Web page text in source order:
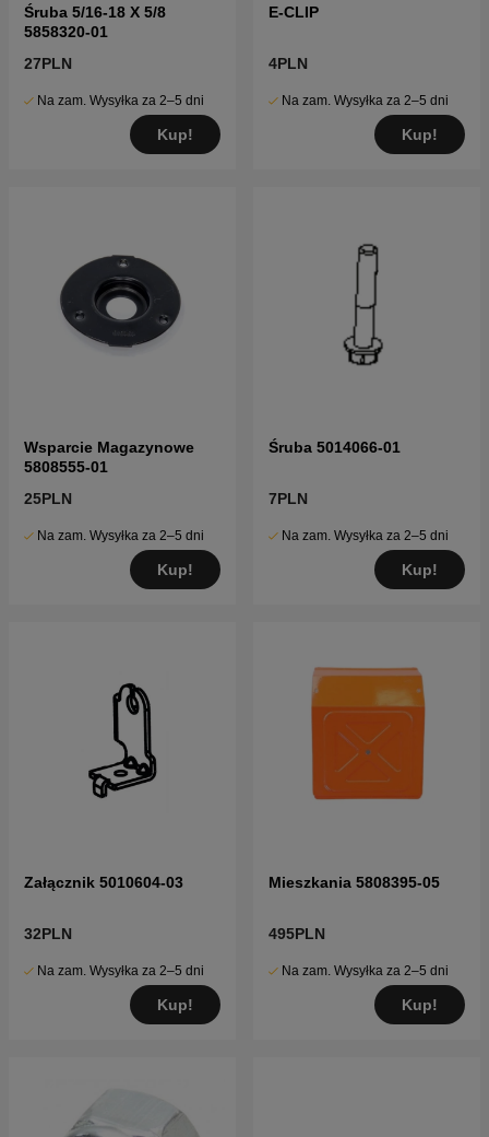
Śruba 5/16-18 X 5/8
5858320-01
27PLN
Na zam. Wysyłka za 2–5 dni
Kup!
E-CLIP
4PLN
Na zam. Wysyłka za 2–5 dni
Kup!
Wsparcie Magazynowe
5808555-01
25PLN
Na zam. Wysyłka za 2–5 dni
Kup!
Śruba 5014066-01
7PLN
Na zam. Wysyłka za 2–5 dni
Kup!
Załącznik 5010604-03
32PLN
Na zam. Wysyłka za 2–5 dni
Kup!
Mieszkania 5808395-05
495PLN
Na zam. Wysyłka za 2–5 dni
Kup!